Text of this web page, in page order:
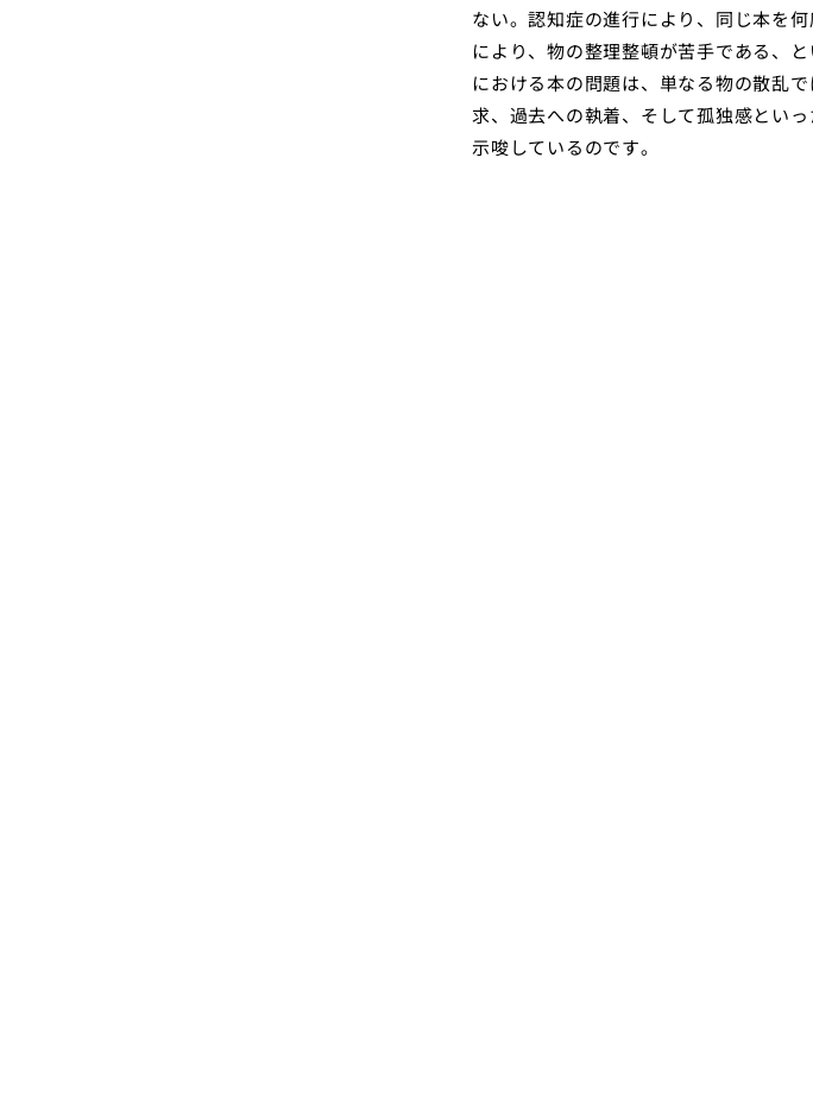
ない。認知症の進行により、同じ本を
により、物の整理整頓が苦手である、
における本の問題は、単なる物の散乱
求、過去への執着、そして孤独感とい
示唆しているのです。